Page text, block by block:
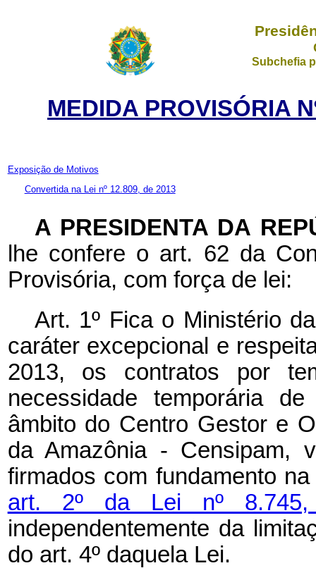
Subchefia
MEDIDA PROVISÓRIA
Exposição de Motivos
Convertida na Lei nº 12.809, de 2013
A PRESIDENTA DA
lhe confere o art. 62 da
Provisória, com força de lei:
Art. 1º Fica o Ministério
caráter excepcional e
2013, os contratos por
necessidade temporária
âmbito do Centro Gestor e
da Amazônia - Censipam,
firmados com fundamento
art. 2º da Lei nº
independentemente da
do art. 4º daquela Lei.